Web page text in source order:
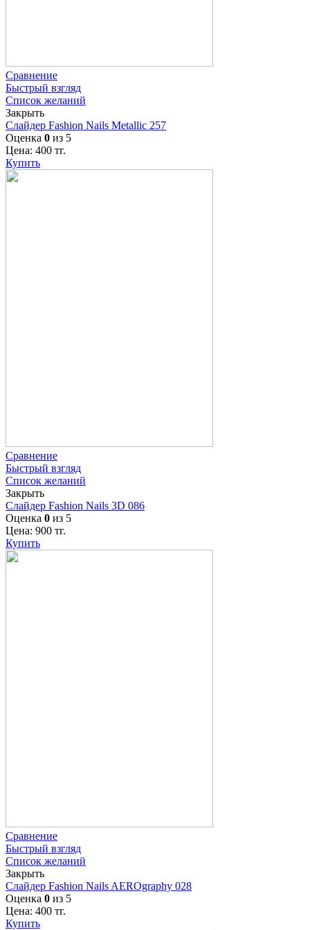
Сравнение
Быстрый взгляд
Список желаний
Закрыть
Слайдер Fashion Nails Metallic 257
Оценка 0 из 5
Цена: 400 тг.
Купить
Сравнение
Быстрый взгляд
Список желаний
Закрыть
Слайдер Fashion Nails 3D 086
Оценка 0 из 5
Цена: 900 тг.
Купить
Сравнение
Быстрый взгляд
Список желаний
Закрыть
Слайдер Fashion Nails AEROgraphy 028
Оценка 0 из 5
Цена: 400 тг.
Купить